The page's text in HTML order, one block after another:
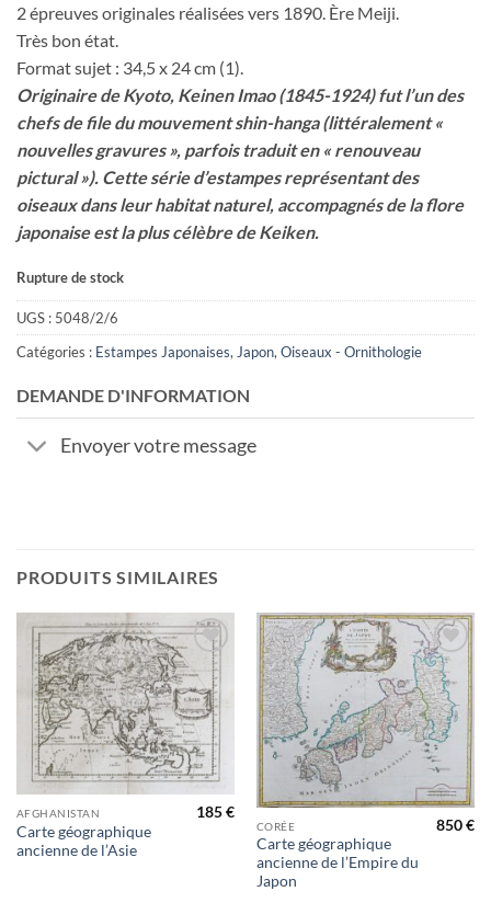
2 épreuves originales réalisées vers 1890. Ère Meiji.
Très bon état.
Format sujet : 34,5 x 24 cm (1).
Originaire de Kyoto, Keinen Imao (1845-1924) fut l’un des
chefs de file du mouvement shin-hanga (littéralement «
nouvelles gravures », parfois traduit en « renouveau
pictural »). Cette série d’estampes représentant des
oiseaux dans leur habitat naturel, accompagnés de la flore
japonaise est la plus célèbre de Keiken.
Rupture de stock
UGS : 5048/2/6
Catégories : Estampes Japonaises, Japon, Oiseaux - Ornithologie
DEMANDE D'INFORMATION
Envoyer votre message
PRODUITS SIMILAIRES
Ajouter
à la
wishlist
AFGHANISTAN
Carte géographique
ancienne de l’Asie
185€
Ajouter
à la
wishlist
CORÉE
Carte géographique
ancienne de l’Empire du
Japon
850€